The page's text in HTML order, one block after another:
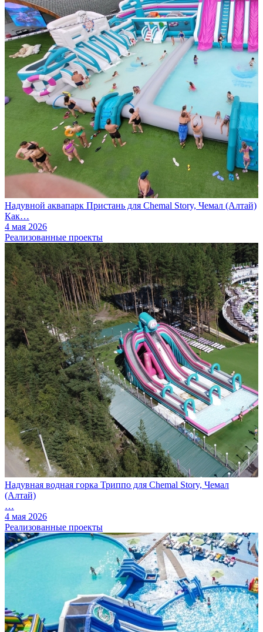
Надувной аквапарк Пристань для Chemal Story, Чемал (Алтай)
Как…
4 мая 2026
Реализованные проекты
Надувная водная горка Триппо для Chemal Story, Чемал
(Алтай)
…
4 мая 2026
Реализованные проекты